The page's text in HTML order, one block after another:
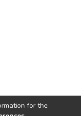
for the